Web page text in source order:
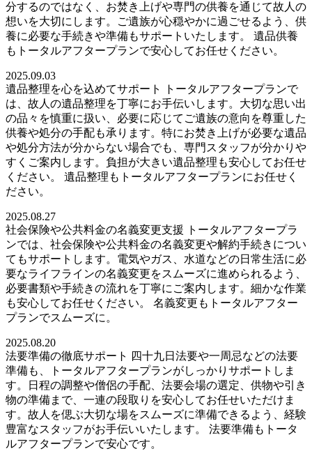
分するのではなく、お焚き上げや専門の供養を通じて故人の
想いを大切にします。ご遺族が心穏やかに過ごせるよう、供
養に必要な手続きや準備もサポートいたします。 遺品供養
もトータルアフタープランで安心してお任せください。
2025.09.03
遺品整理を心を込めてサポート トータルアフタープランで
は、故人の遺品整理を丁寧にお手伝いします。大切な思い出
の品々を慎重に扱い、必要に応じてご遺族の意向を尊重した
供養や処分の手配も承ります。特にお焚き上げが必要な遺品
や処分方法が分からない場合でも、専門スタッフが分かりや
すくご案内します。負担が大きい遺品整理も安心してお任せ
ください。 遺品整理もトータルアフタープランにお任せく
ださい。
2025.08.27
社会保険や公共料金の名義変更支援 トータルアフタープラ
ンでは、社会保険や公共料金の名義変更や解約手続きについ
てもサポートします。電気やガス、水道などの日常生活に必
要なライフラインの名義変更をスムーズに進められるよう、
必要書類や手続きの流れを丁寧にご案内します。細かな作業
も安心してお任せください。 名義変更もトータルアフター
プランでスムーズに。
2025.08.20
法要準備の徹底サポート 四十九日法要や一周忌などの法要
準備も、トータルアフタープランがしっかりサポートしま
す。日程の調整や僧侶の手配、法要会場の選定、供物や引き
物の準備まで、一連の段取りを安心してお任せいただけま
す。故人を偲ぶ大切な場をスムーズに準備できるよう、経験
豊富なスタッフがお手伝いいたします。 法要準備もトータ
ルアフタープランで安心です。